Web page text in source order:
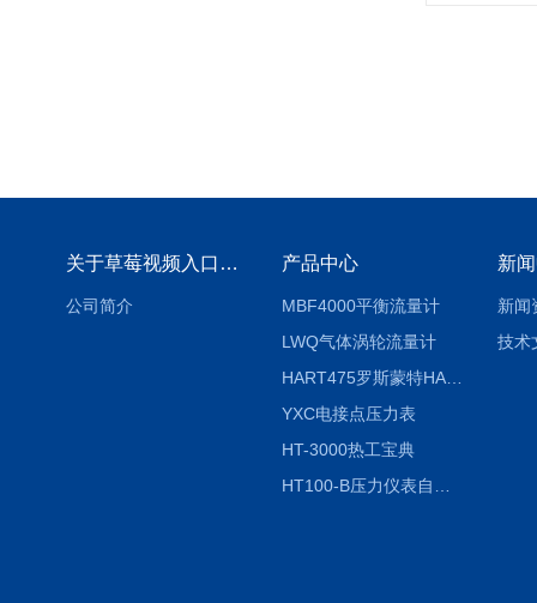
关于草莓视频入口免费下载
公司简介
产品中心
MBF4000平衡流量计
LWQ气体涡轮流量计
HART475罗斯蒙特HART475手操器
YXC电接点压力表
HT-3000热工宝典
新
新闻
技术